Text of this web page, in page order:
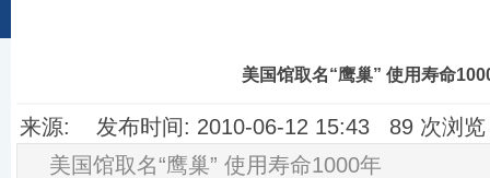
美国馆取名“鹰巢” 使用寿命
来源: 发布时间: 2010-06-12 15:43 89 次浏
美国馆取名“鹰巢” 使用寿命1000年